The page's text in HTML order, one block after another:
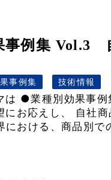
事例集 Vol.3
事例集 技術情報
は ●業種別効果事
にお応えし、 自社
おける、商品別で